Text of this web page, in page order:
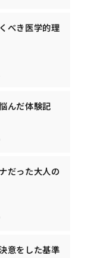
べき医学的理
んだ体験記
だった大人の
意をした基準